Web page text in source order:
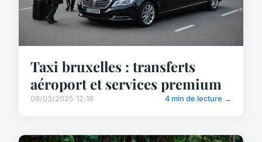
Taxi bruxelles : transferts
aéroport et services premium
08/03/2025 12:16 4 min de lecture →